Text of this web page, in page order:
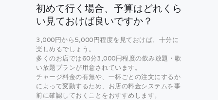
初めて行く場合、予算はどれくら
い見ておけば良いですか？
3,000円から5,000円程度を見ておけば、十分に
楽しめるでしょう。
多くのお店では60分3,000円程度の飲み放題・歌
い放題プランが用意されています。
チャージ料金の有無や、一杯ごとの注文にするか
によって変動するため、お店の料金システムを事
前に確認しておくことをおすすめします。